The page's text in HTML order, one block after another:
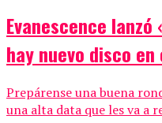
Evanescence lanzó
hay nuevo disco en
Prepárense una buena
una alta data que les va a